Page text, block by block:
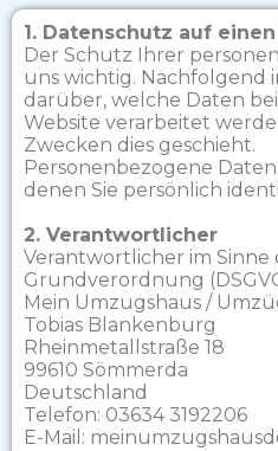
1. Datenschutz auf
Der Schutz Ihrer
uns wichtig. Nachfolgend
darüber, welche Daten
Website verarbeitet
Zwecken dies geschieht.
Personenbezogene
denen Sie persönlich
2. Verantwortlicher
Verantwortlicher im
Grundverordnung
Mein Umzugshaus /
Tobias Blankenburg
Rheinmetallstraße 18
99610 Sömmerda
Deutschland
Telefon: 03634 3192206
E-Mail: